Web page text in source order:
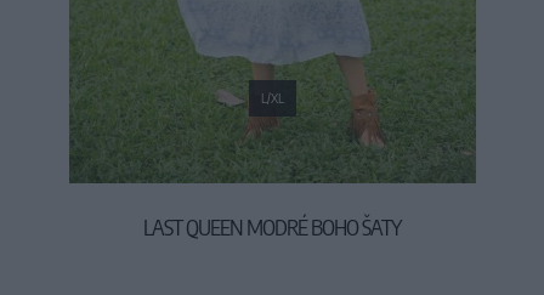
L/XL
LAST QUEEN MODRÉ BOHO ŠATY